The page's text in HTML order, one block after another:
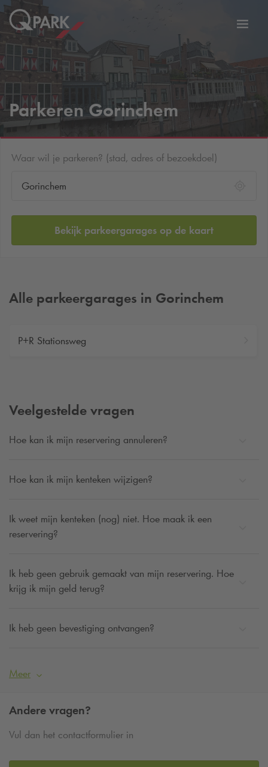
Parkeren Gorinchem
Waar wil je parkeren? (stad, adres of bezoekdoel)
Bekijk parkeergarages op de kaart
Alle parkeergarages in Gorinchem
P+R Stationsweg
Veelgestelde vragen
Hoe kan ik mijn reservering annuleren?
Hoe kan ik mijn kenteken wijzigen?
Ik weet mijn kenteken (nog) niet. Hoe maak ik een
reservering?
Ik heb geen gebruik gemaakt van mijn reservering. Hoe
krijg ik mijn geld terug?
Ik heb geen bevestiging ontvangen?
Meer
Andere vragen?
Vul dan het contactformulier in